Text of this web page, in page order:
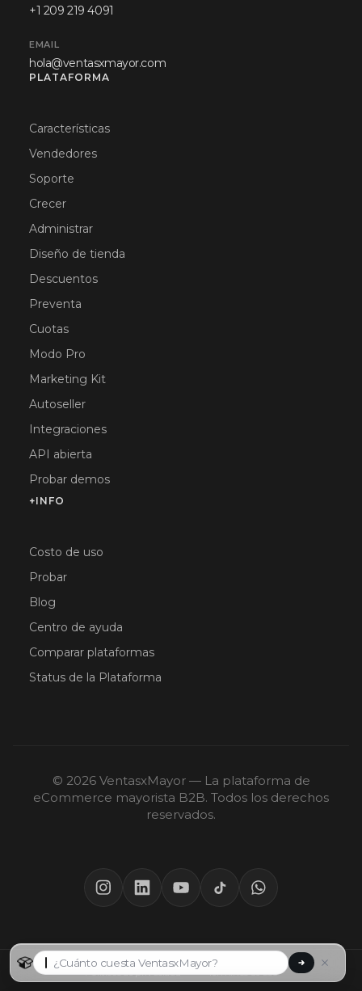
+1 209 219 4091
EMAIL
hola@ventasxmayor.com
PLATAFORMA
Características
Vendedores
Soporte
Crecer
Administrar
Diseño de tienda
Descuentos
Preventa
Cuotas
Modo Pro
Marketing Kit
Autoseller
Integraciones
API abierta
Probar demos
+INFO
Costo de uso
Probar
Blog
Centro de ayuda
Comparar plataformas
Status de la Plataforma
© 2026 VentasxMayor — La plataforma de
eCommerce mayorista B2B. Todos los derechos
reservados.
Políticas de privacidad · Términos de uso